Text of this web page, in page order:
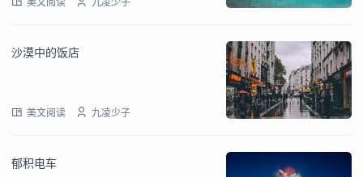
美文阅读 九凌少子
沙漠中的饭店
美文阅读 九凌少子
郁积电车